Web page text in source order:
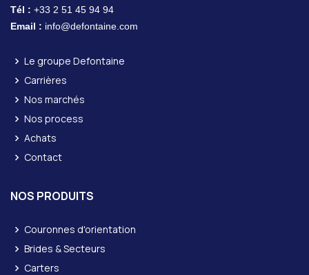
Tél : +33 2 51 45 94 94
Email : info@defontaine.com
Le groupe Defontaine
Carrières
Nos marchés
Nos process
Achats
Contact
NOS PRODUITS
Couronnes d'orientation
Brides & Secteurs
Carters